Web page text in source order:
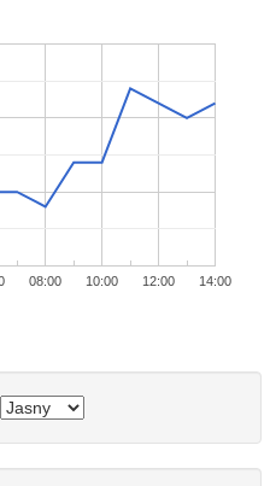
08:00 10:00 12:00 14:00